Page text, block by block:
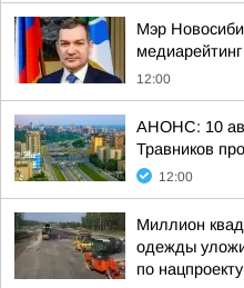
Мэр
12:00
АНОНС: 10
Травников
12:00
Миллион
одежды
по нацпроекту